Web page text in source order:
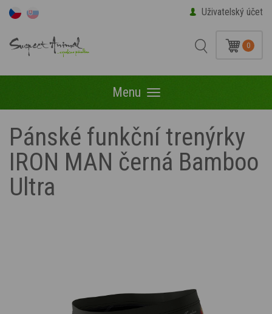
Uživatelský účet
0
Menu Menu
Pánské funkční trenýrky
IRON MAN černá Bamboo
Ultra